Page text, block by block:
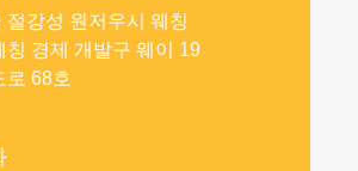
절강성 원저우시 웨칭
칭 경제 개발구 웨이 19
로 68호